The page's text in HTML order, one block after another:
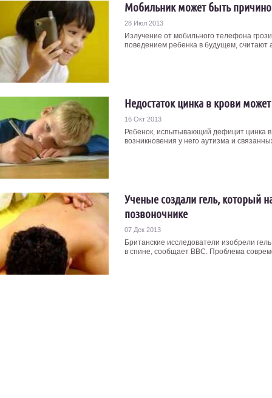
Мобильник может быть
28 Июл 2013
Излучение от мобильного телефона
поведением ребенка в будущем, считают
Недостаток цинка в крови
16 Окт 2013
Ребенок, испытывающий дефицит цинка
возникновения у него аутизма и
Ученые создали гель, который
позвоночнике
07 Дек 2013
Британские исследователи изобрели
в спине, сообщает ВВС. Проблема